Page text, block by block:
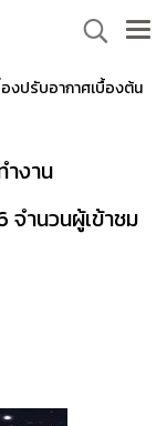
องปรับอากาศเบื้องต้น
งาน
จำนวนผู้เข้าชม